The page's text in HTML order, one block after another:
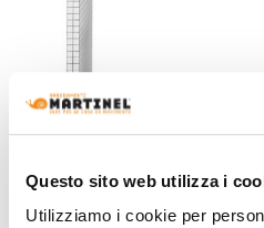
Questo sito web utilizza i
Utilizziamo i cookie perERFAHREN